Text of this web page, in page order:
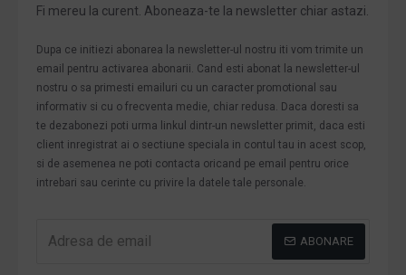
Fi mereu la curent. Aboneaza-te la newsletter chiar astazi.
Dupa ce initiezi abonarea la newsletter-ul nostru iti vom trimite un
email pentru activarea abonarii. Cand esti abonat la newsletter-ul
nostru o sa primesti emailuri cu un caracter promotional sau
informativ si cu o frecventa medie, chiar redusa. Daca doresti sa
te dezabonezi poti urma linkul dintr-un newsletter primit, daca esti
client inregistrat ai o sectiune speciala in contul tau in acest scop,
si de asemenea ne poti contacta oricand pe email pentru orice
intrebari sau cerinte cu privire la datele tale personale.
ABONARE